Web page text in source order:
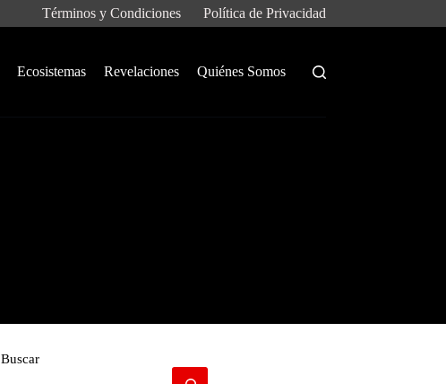
Términos y Condiciones Política de Privacidad
Ecosistemas Revelaciones Quiénes Somos
Buscar